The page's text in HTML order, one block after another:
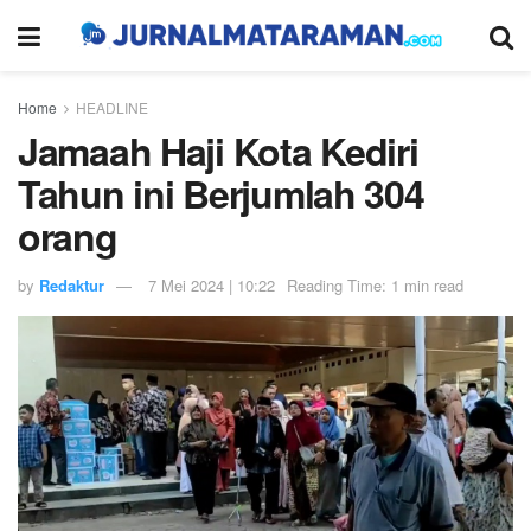
Home HEADLINE
Jamaah Haji Kota Kediri
Tahun ini Berjumlah 304
orang
by Redaktur 7 Mei 2024 | 10:22 Reading Time: 1 min read